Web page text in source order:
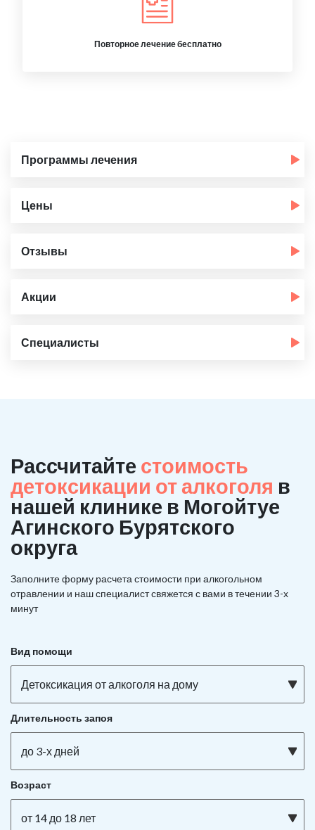
Повторное лечение бесплатно
Программы лечения
Цены
Отзывы
Акции
Специалисты
Рассчитайте стоимость
детоксикации от алкоголя в
нашей клинике в Могойтуе
Агинского Бурятского
округа
Заполните форму расчета стоимости при алкогольном
отравлении и наш специалист свяжется с вами в течении 3-х
минут
Вид помощи
Детоксикация от алкоголя на дому
Длительность запоя
до 3-х дней
Возраст
от 14 до 18 лет